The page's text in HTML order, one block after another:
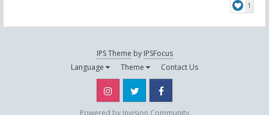
1
IPS Theme by IPSFocus
Language
Theme Contact Us
Instagram Twitter
Powered by Invision Community